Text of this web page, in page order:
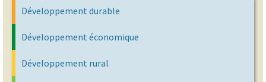
Développement durable
Développement économique
Développement rural